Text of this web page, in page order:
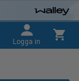
Logga in